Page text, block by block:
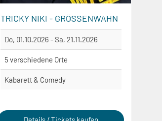
TRICKY NIKI - GRÖSSENWAHN
Do, 01.10.2026 - Sa, 21.11.2026
5 verschiedene Orte
Kabarett & Comedy